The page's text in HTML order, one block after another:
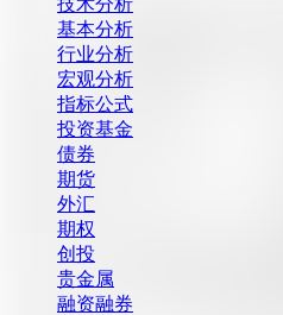
技术分析
基本分析
行业分析
宏观分析
指标公式
投资基金
债券
期货
外汇
期权
创投
贵金属
融资融券